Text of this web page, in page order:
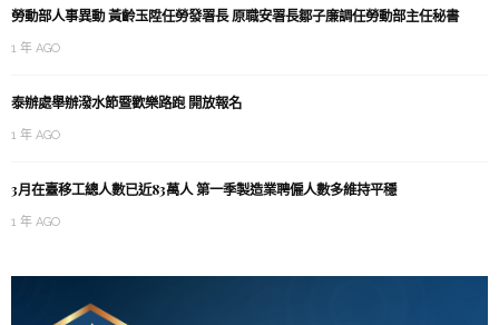
勞動部人事異動 黃齡玉陞任勞發署長 原職安署長鄒子廉調任勞動部主任秘書
1 年 AGO
泰辦處舉辦潑水節暨歡樂路跑 開放報名
1 年 AGO
3月在臺移工總人數已近83萬人 第一季製造業聘僱人數多維持平穩
1 年 AGO